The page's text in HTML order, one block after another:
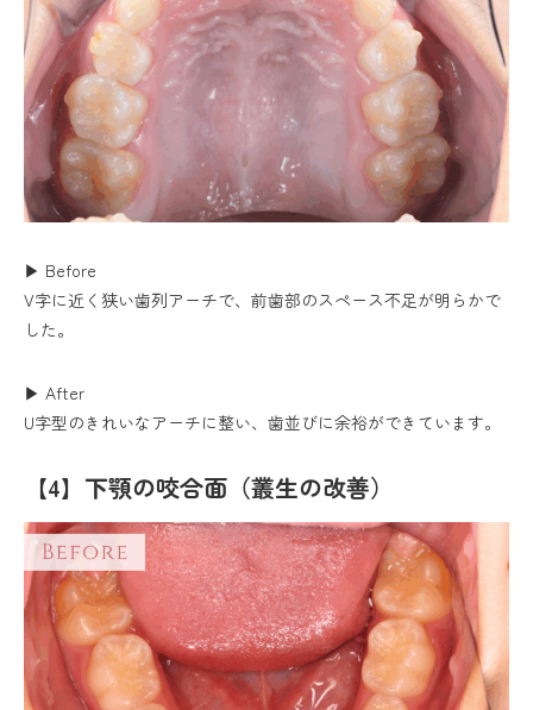
▶ Before
V字に近く狭い歯列アーチで、前歯部のスペース不足が明らかで
した。
▶ After
U字型のきれいなアーチに整い、歯並びに余裕ができています。
【4】下顎の咬合面（叢生の改善）